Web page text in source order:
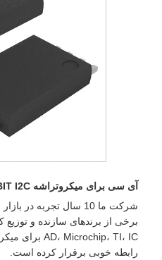
آی سی برای میکروتراشه EEPROM 2KBIT I2C
شرکت ما 10 سال تجربه
رابطه خوبی برقرار کرده است.